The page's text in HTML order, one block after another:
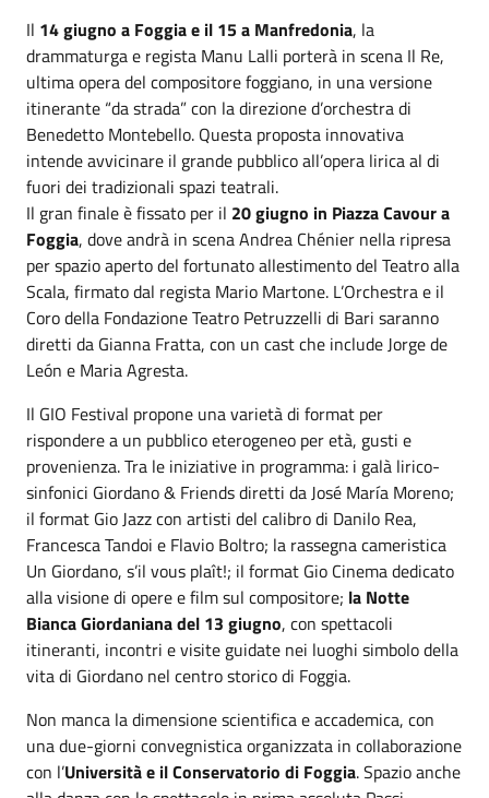
Il 14 giugno a Foggia e il 15 a Manfredonia, la
drammaturga e regista Manu Lalli porterà in scena Il Re,
ultima opera del compositore foggiano, in una versione
itinerante “da strada” con la direzione d’orchestra di
Benedetto Montebello. Questa proposta innovativa
intende avvicinare il grande pubblico all’opera lirica al di
fuori dei tradizionali spazi teatrali.
Il gran finale è fissato per il 20 giugno in Piazza Cavour a
Foggia, dove andrà in scena Andrea Chénier nella ripresa
per spazio aperto del fortunato allestimento del Teatro alla
Scala, firmato dal regista Mario Martone. L’Orchestra e il
Coro della Fondazione Teatro Petruzzelli di Bari saranno
diretti da Gianna Fratta, con un cast che include Jorge de
León e Maria Agresta.
Il GIO Festival propone una varietà di format per
rispondere a un pubblico eterogeneo per età, gusti e
provenienza. Tra le iniziative in programma: i galà lirico-
sinfonici Giordano & Friends diretti da José María Moreno;
il format Gio Jazz con artisti del calibro di Danilo Rea,
Francesca Tandoi e Flavio Boltro; la rassegna cameristica
Un Giordano, s’il vous plaît!; il format Gio Cinema dedicato
alla visione di opere e film sul compositore; la Notte
Bianca Giordaniana del 13 giugno, con spettacoli
itineranti, incontri e visite guidate nei luoghi simbolo della
vita di Giordano nel centro storico di Foggia.
Non manca la dimensione scientifica e accademica, con
una due-giorni convegnistica organizzata in collaborazione
con l’Università e il Conservatorio di Foggia. Spazio anche